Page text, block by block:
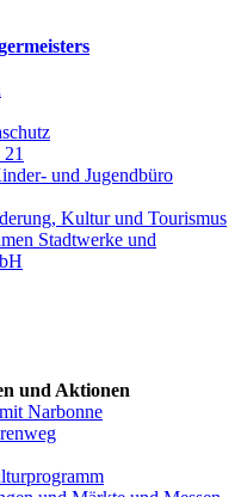
und Jugendbüro
Kultur und Tourismus
Stadtwerke und
und Aktionen
Narbonne